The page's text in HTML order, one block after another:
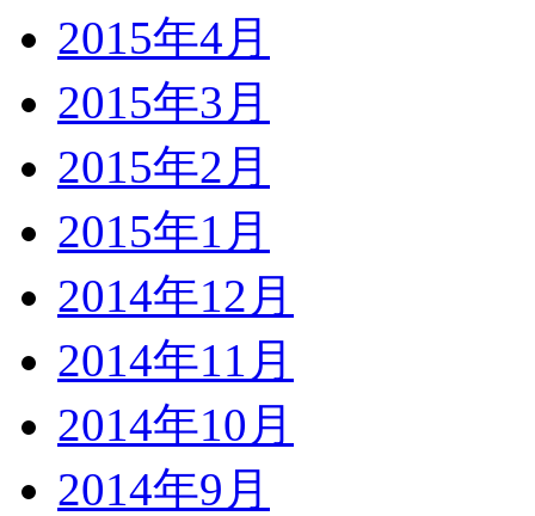
2015年4月
2015年3月
2015年2月
2015年1月
2014年12月
2014年11月
2014年10月
2014年9月